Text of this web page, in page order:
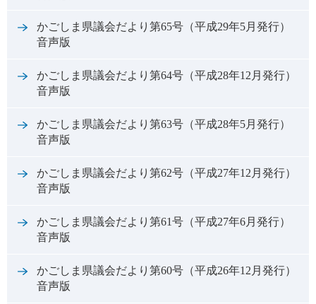
かごしま県議会だより第65号（平成29年5月発行）
音声版
かごしま県議会だより第64号（平成28年12月発行）
音声版
かごしま県議会だより第63号（平成28年5月発行）
音声版
かごしま県議会だより第62号（平成27年12月発行）
音声版
かごしま県議会だより第61号（平成27年6月発行）
音声版
かごしま県議会だより第60号（平成26年12月発行）
音声版